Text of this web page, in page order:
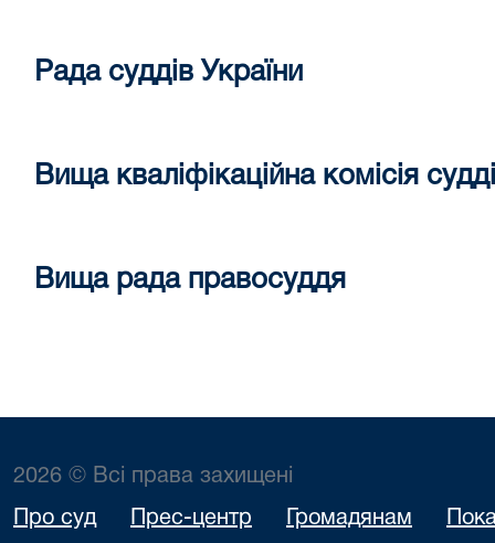
Рада суддів України
Вища кваліфікаційна комісія
Вища рада правосуддя
2026 © Всі права захищені
Про суд Прес-центр Громадянам